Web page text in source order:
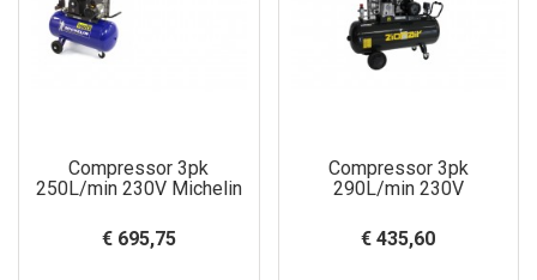
Compressor 3pk
250L/min 230V Michelin
€ 695,75
Compressor 3pk
290L/min 230V
€ 435,60